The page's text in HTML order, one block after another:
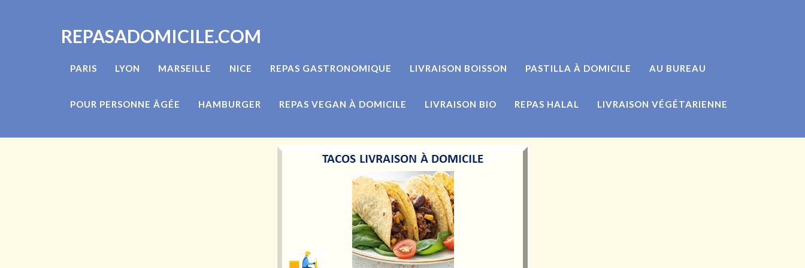
REPASADOMICILE.COM
PARIS LYON MARSEILLE NICE REPAS GASTRONOMIQUE LIVRAISON BOISSON PASTILLA À DOMICILE AU BUREAU
POUR PERSONNE ÂGÉE HAMBURGER REPAS VEGAN À DOMICILE LIVRAISON BIO REPAS HALAL LIVRAISON VÉGÉTARIENNE